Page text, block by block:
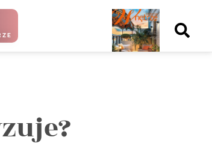
Nowy
numer